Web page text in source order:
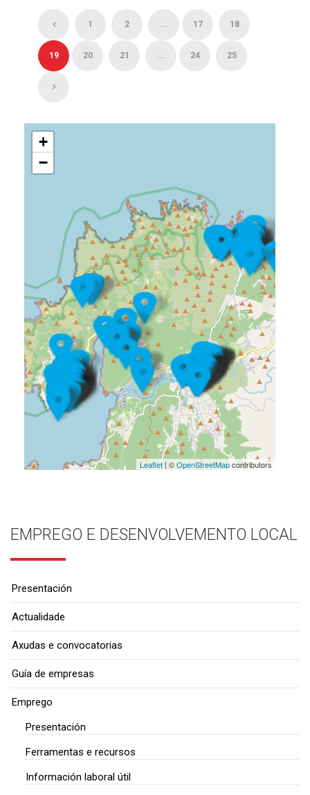
1 2 ... 17 18
19 20 21 ... 24 25
+
−
Leaflet| ©OpenStreetMapcontributors
EMPREGO E DESENVOLVEMENTO LOCAL
Presentación
Actualidade
Axudas e convocatorias
Guía de empresas
Emprego
Presentación
Ferramentas e recursos
Información laboral útil